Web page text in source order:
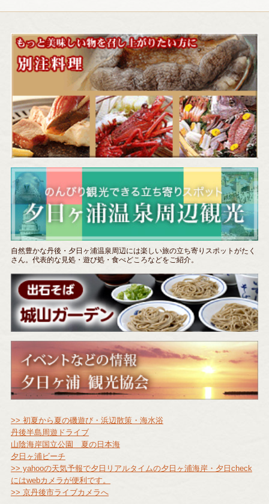
自然豊かな丹後・夕日ヶ浦温泉周辺には楽しい旅の立ち寄りスポットがたく
さん。代表的な見処・遊び処・食べどころなどをご紹介。
>> 初夏から夏の磯遊び・浜辺散策・海水浴
丹後半島周遊ドライブ
山陰海岸国立公園 夏の日本海
夕日ヶ浦ビーチ
>> yahooの天気予報で夕日 リアルタイムの夕日ヶ浦海岸・夕日check
にはwebカメラが便利です。
>> 京丹後市ライブカメラへ